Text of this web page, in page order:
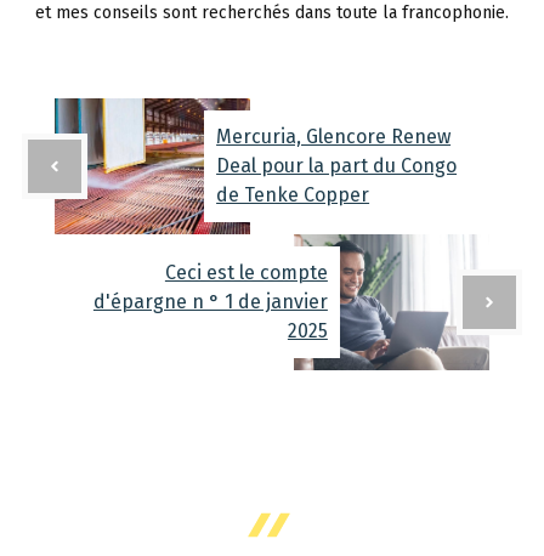
et mes conseils sont recherchés dans toute la francophonie.
Mercuria, Glencore Renew
Deal pour la part du Congo
de Tenke Copper
Ceci est le compte
d'épargne n ° 1 de janvier
2025